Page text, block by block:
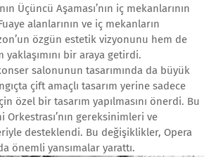
Üçüncü Aşaması’nın iç mekanlarının
alanlarının ve iç mekanların
özgün estetik vizyonunu hem de
yaklaşımını bir araya getirdi.
salonunun tasarımında da büyük
çift amaçlı tasarım yerine sadece
özel bir tasarım yapılmasını önerdi. Bu
gereksinimleri ve
desteklendi. Bu değişiklikler, Opera
önemli yansımalar yarattı.